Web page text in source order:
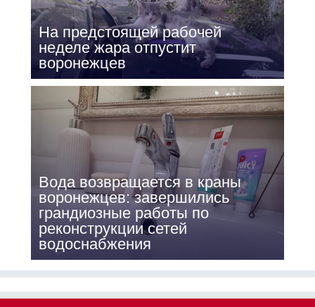
На предстоящей рабочей
неделе жара отпустит
воронежцев
Вода возвращается в краны
воронежцев: завершились
грандиозные работы по
реконструкции сетей
водоснабжения